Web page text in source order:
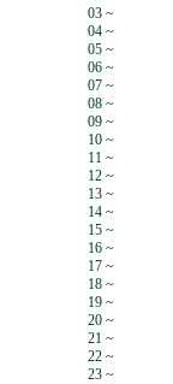
03 ~
04 ~
05 ~
06 ~
07 ~
08 ~
09 ~
10 ~
11 ~
12 ~
13 ~
14 ~
15 ~
16 ~
17 ~
18 ~
19 ~
20 ~
21 ~
22 ~
23 ~